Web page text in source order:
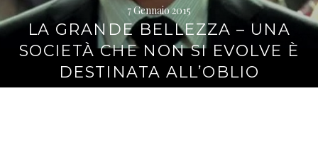
7 Gennaio 2015
LA GRANDE BELLEZZA – UNA
SOCIETÀ CHE NON SI EVOLVE È
DESTINATA ALL’OBLIO